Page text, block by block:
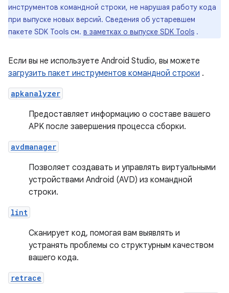
инструментов командной строки, не нарушая работу кода
при выпуске новых версий. Сведения об устаревшем
пакете SDK Tools см. в заметках о выпуске SDK Tools .
Если вы не используете Android Studio, вы можете
загрузить пакет инструментов командной строки .
apkanalyzer
Предоставляет информацию о составе вашего
APK после завершения процесса сборки.
avdmanager
Позволяет создавать и управлять виртуальными
устройствами Android (AVD) из командной
строки.
lint
Сканирует код, помогая вам выявлять и
устранять проблемы со структурным качеством
вашего кода.
retrace